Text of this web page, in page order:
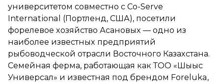
университетом совместно с Co-Serve
International (Портленд, США), посетили
форелевое хозяйство Асановых — одно из
наиболее известных предприятий
рыбоводческой отрасли Восточного Казахстана.
Семейная ферма, работающая как ТОО «Шығыс
Универсал» и известная под брендом Foreluka,